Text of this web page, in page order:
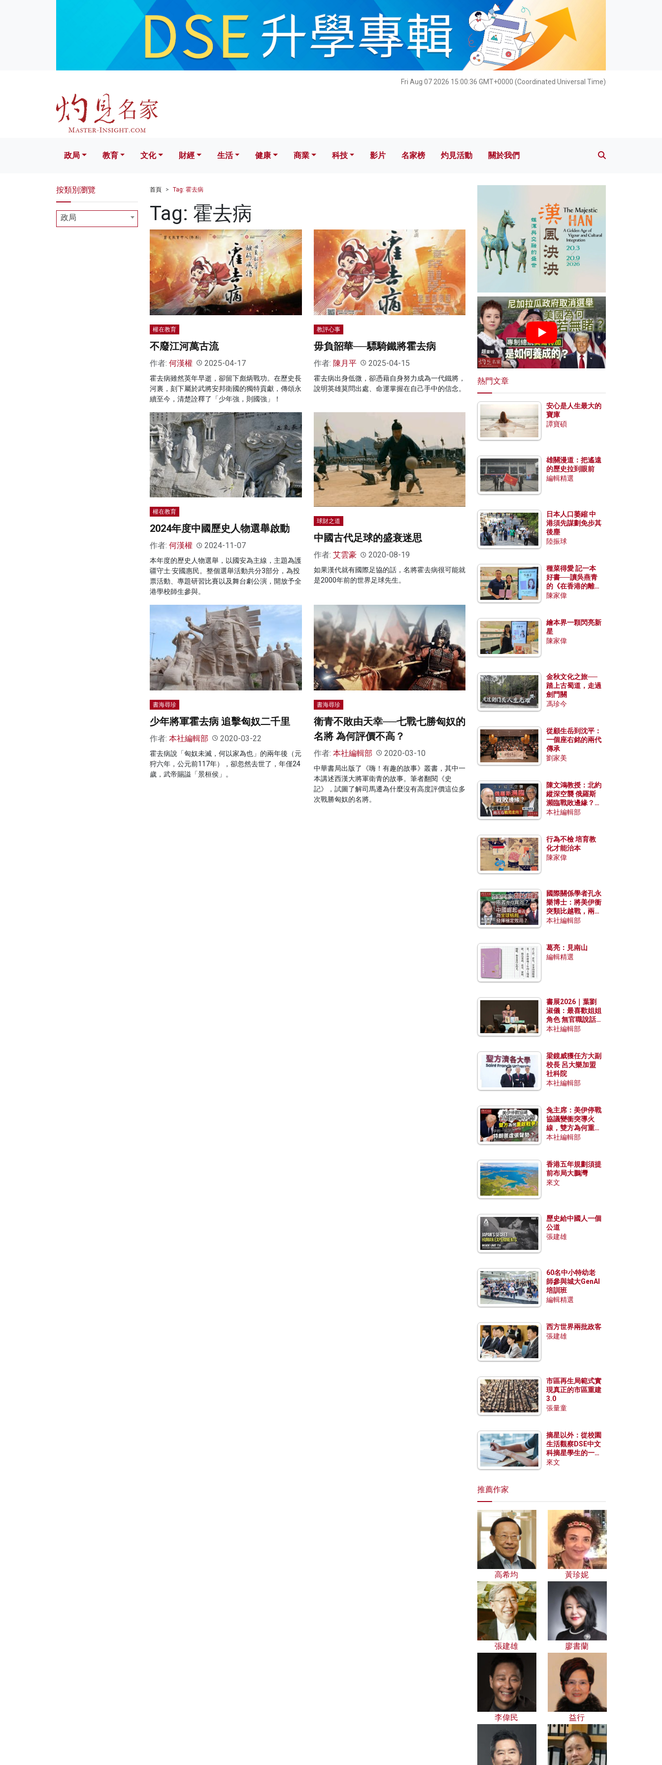
Fri Aug 07 2026 15:00:38 GMT+0000 (Coordinated Universal Time)
文化 財經 生活 健康 科技 影片 名家榜 灼見活動 關於我們
政局 教育 文化 財經 生活 健康 商業 科技 影片 名家榜 灼見活動 關於我們
首頁 Tag: 霍去病
Tag: 霍去病
權在教育
不廢江河萬古流
作者: 何漢權 2025-04-17
霍去病雖然英年早逝，卻留下彪炳戰功。在歷史長
河裏，刻下屬於武將安邦衛國的獨特貢獻，傳頌永
續至今，清楚詮釋了「少年強，則國強」！
教評心事
毋負韶華──驃騎鐵將霍去病
作者: 陳月平 2025-04-15
霍去病出身低微，卻憑藉自身努力成為一代鐵將，
說明英雄莫問出處、命運掌握在自己手中的信念。
權在教育
2024年度中國歷史人物選舉啟動
作者: 何漢權 2024-11-07
本年度的歷史人物選舉，以國安為主線，主題為護
疆守土·安國惠民。整個選舉活動共分3部分，為投
票活動、專題研習比賽以及舞台劇公演，開放予全
港學校師生參與。
球財之道
中國古代足球的盛衰迷思
作者: 艾雲豪 2020-08-19
如果漢代就有國際足協的話，名將霍去病很可能就
是2000年前的世界足球先生。
書海尋珍
少年將軍霍去病 追擊匈奴二千里
作者: 本社編輯部 2020-03-22
霍去病說「匈奴未滅，何以家為也」的兩年後（元
狩六年，公元前117年），卻忽然去世了，年僅24
歲，武帝賜謚「景桓侯」。
書海尋珍
衛青不敗由天幸──七戰七勝匈奴的
名將 為何評價不高？
作者: 本社編輯部 2020-03-10
中華書局出版了《嗨！有趣的故事》叢書，其中一
本講述西漢大將軍衛青的故事。筆者翻閱《史
記》，試圖了解司馬遷為什麼沒有高度評價這位多
次戰勝匈奴的名將。
按類別瀏覽
政局
熱門文章
安心是人生最大的
寶庫
譚寶碩
雄關漫道：把遙遠
的歷史拉到眼前
編輯精選
日本人口萎縮 中
港須先謀劃免步其
後塵
陸振球
種菜得愛 記一本
好書──讀吳燕青
的《在香港的離島
種菜》
陳家偉
繪本界一顆閃亮新
星
陳家偉
金秋文化之旅──
踏上古蜀道，走過
劍門關
馮珍今
從顧生岳到沈平：
一個座右銘的兩代
傳承
劉家美
陳文鴻教授：北約
縱深空襲 俄羅斯
瀕臨戰敗邊緣？中
國零部件能左右戰
本社編輯部
行為不檢 培育教
化才能治本
陳家偉
國際關係學者孔永
樂博士：將美伊衝
突類比越戰，兩者
有何異同？中國崛
本社編輯部
葛亮：見南山
編輯精選
書展2026｜葉劉
淑儀：最喜歡姐姐
角色 無官職說話
包袱少
本社編輯部
梁鏡威獲任方大副
校長 呂大樂加盟
社科院
本社編輯部
兔主席：美伊停戰
協議變衝突導火
線，雙方為何重啟
戰爭？伊朗一早洞
本社編輯部
香港五年規劃須提
前布局大鵬灣
來文
歷史給中國人一個
公道
張建雄
60名中小特幼老
師參與城大GenAI
培訓班
編輯精選
西方世界兩批政客
張建雄
市區再生局範式實
現真正的市區重建
3.0
張量童
摘星以外：從校園
生活觀察DSE中文
科摘星學生的一點
特質
來文
推薦作家
高希均 黃珍妮
張建雄 廖書蘭
李偉民 益行